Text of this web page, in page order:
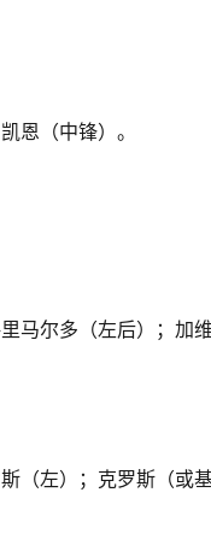
恩（中锋）。
马尔多（左后）；加
（左）；克罗斯（或